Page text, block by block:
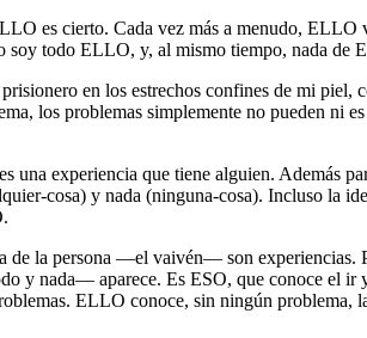
es cierto. Cada vez más a menudo,
todo ELLO, y, al mismo tiempo, nada
en los estrechos confines de mi
los problemas simplemente no pueden
una experiencia que tiene alguien. Además
cosa) y nada (ninguna-cosa). Incluso la
de la persona ―el vaivén― son
nada― aparece. Es ESO, que conoce el ir
ELLO conoce, sin ningún